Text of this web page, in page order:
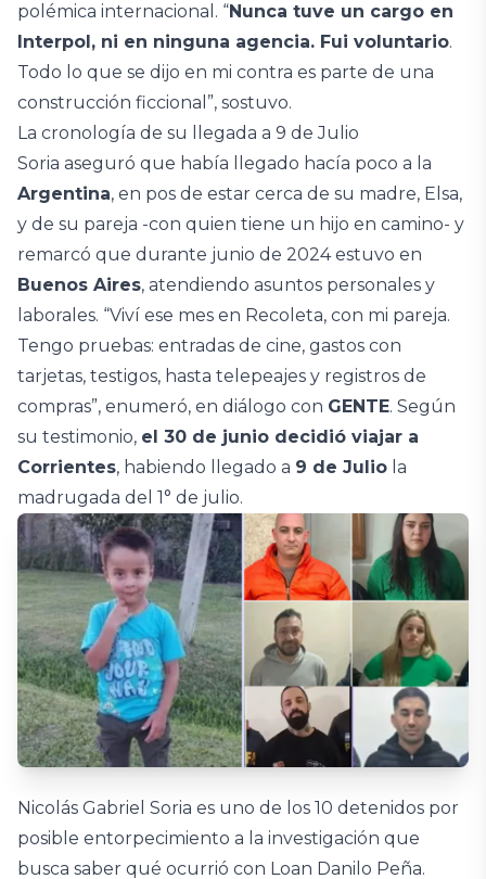
polémica internacional. “Nunca tuve un cargo en
Interpol, ni en ninguna agencia. Fui voluntario.
Todo lo que se dijo en mi contra es parte de una
construcción ficcional”, sostuvo.
La cronología de su llegada a 9 de Julio
Soria aseguró que había llegado hacía poco a la
Argentina, en pos de estar cerca de su madre, Elsa,
y de su pareja -con quien tiene un hijo en camino- y
remarcó que durante junio de 2024 estuvo en
Buenos Aires, atendiendo asuntos personales y
laborales. “Viví ese mes en Recoleta, con mi pareja.
Tengo pruebas: entradas de cine, gastos con
tarjetas, testigos, hasta telepeajes y registros de
compras”, enumeró, en diálogo con GENTE. Según
su testimonio, el 30 de junio decidió viajar a
Corrientes, habiendo llegado a 9 de Julio la
madrugada del 1° de julio.
Nicolás Gabriel Soria es uno de los 10 detenidos por
posible entorpecimiento a la investigación que
busca saber qué ocurrió con Loan Danilo Peña.